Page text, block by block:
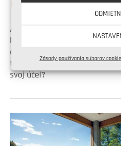
Zásady používania súborov cookie
2. marca 2017 8:43
Akustické steny je potrebné
konštrukcie špeciálnym
ďalšie steny, na strop a tiež
tento detail, ak chceme, aby
svoj účel?